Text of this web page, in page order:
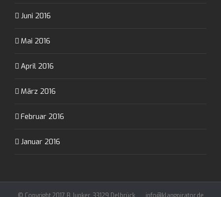
Juni 2016
Mai 2016
April 2016
März 2016
Februar 2016
Januar 2016